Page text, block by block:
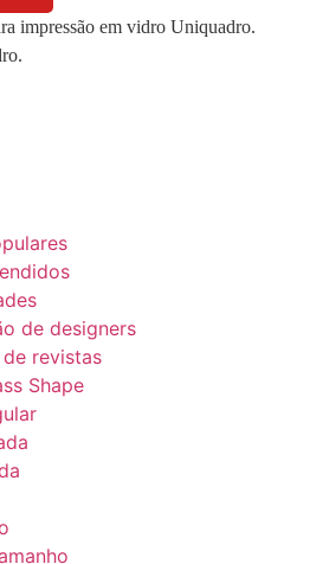
impressão em vidro Uniquadro.
de designers
de revistas
Shape